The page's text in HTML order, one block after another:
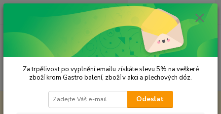
Menu
Hledat
ks
za 0,00 Kč
Koření od Samuela podle způsobu použití Čertův guláš
Za trpělivost po vyplnění emailu získáte slevu 5% na veškeré
zboží krom Gastro balení, zboží v akci a plechových dóz.
Odeslat